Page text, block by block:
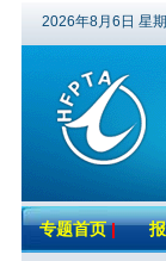
2026年8月6日 星
专题首页 |